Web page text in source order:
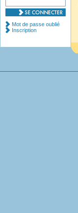
Mot de passe oublié
Inscription